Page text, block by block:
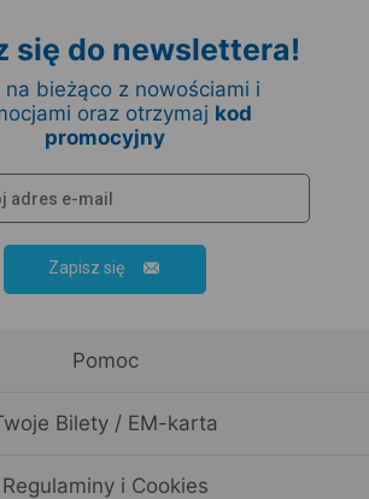
się do newslettera!
na bieżąco z nowościami i
oraz otrzymaj kod
promocyjny
Zapisz się
Pomoc
Bilety / EM-karta
Regulaminy i Cookies